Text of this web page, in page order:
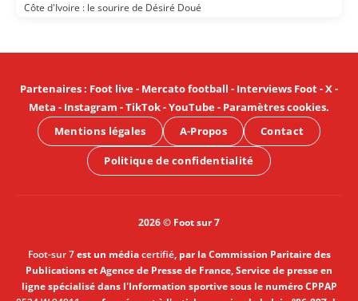
Côte d'Ivoire : le sourire de Désiré Doué
Partenaires: Foot live- Mercato football - Interviews Foot-X-
Meta - Instagram -TikTok-YouTube- Paramètres cookies.
Mentions légales
A-Propos Contact
Politique de confidentialité
2026 © Foot sur 7
Foot-sur 7est un médiacertifié, par la Commission Paritaire des
Publications et Agence de Presse de France, Service de presse en
ligne spécialisé dans l'Information sportive sous le numéro CPPAP